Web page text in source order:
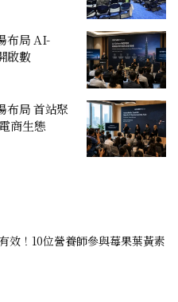
布局 AI-
啟數
布局 首站聚
商生態
效！10位營養師參與莓果葉黃素